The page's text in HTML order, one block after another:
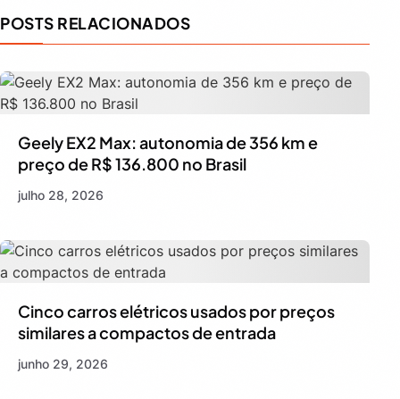
POSTS RELACIONADOS
Geely EX2 Max: autonomia de 356 km e
preço de R$ 136.800 no Brasil
julho 28, 2026
Cinco carros elétricos usados por preços
similares a compactos de entrada
junho 29, 2026